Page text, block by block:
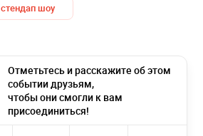
стендап шоу
Отметьтесь и расскажите об этом
событии друзьям,
чтобы они смогли к вам
присоединиться!